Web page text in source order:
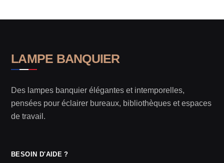
LAMPE BANQUIER
Des lampes banquier élégantes et intemporelles,
pensées pour éclairer bureaux, bibliothèques et espaces
de travail.
BESOIN D'AIDE ?